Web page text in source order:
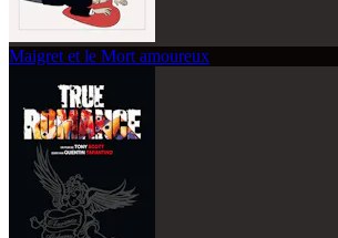
Maigret et le Mort amoureux